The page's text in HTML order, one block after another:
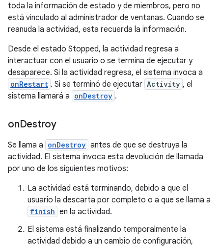
toda la información de estado y de miembros, pero no
está vinculado al administrador de ventanas. Cuando se
reanuda la actividad, esta recuerda la información.
Desde el estado Stopped, la actividad regresa a
interactuar con el usuario o se termina de ejecutar y
desaparece. Si la actividad regresa, el sistema invoca a
onRestart . Si se terminó de ejecutar Activity , el
sistema llamará a onDestroy .
onDestroy
Se llama a onDestroy antes de que se destruya la
actividad. El sistema invoca esta devolución de llamada
por uno de los siguientes motivos:
La actividad está terminando, debido a que el
usuario la descarta por completo o a que se llama a
finish en la actividad.
El sistema está finalizando temporalmente la
actividad debido a un cambio de configuración,